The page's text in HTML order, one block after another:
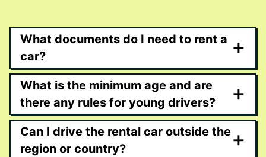
What documents do I need to rent a
car?
+
What is the minimum age and are
there any rules for young drivers?
+
Can I drive the rental car outside the
region or country?
+